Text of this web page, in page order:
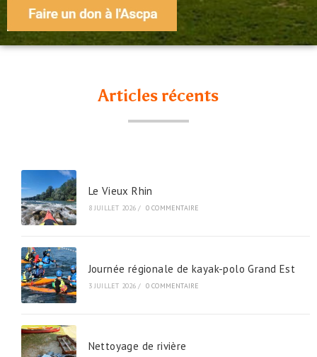
Articles récents
Le Vieux Rhin
8 JUILLET 2026 / 0 COMMENTAIRE
Journée régionale de kayak-polo Grand Est
3 JUILLET 2026 / 0 COMMENTAIRE
Nettoyage de rivière